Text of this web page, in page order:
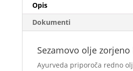
Opis
Dokumenti
Sezamovo olje zorjeno
Ayurveda priporoča redno